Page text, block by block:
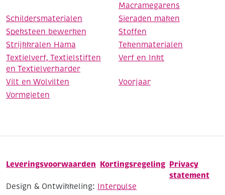
Macramegarens
Schildersmaterialen
Sieraden maken
Speksteen bewerken
Stoffen
Strijkkralen Hama
Tekenmaterialen
Textielverf, Textielstiften
en Textielverharder
Verf en Inkt
Vilt en Wolvilten
Voorjaar
Vormgieten
Leveringsvoorwaarden Kortingsregeling Privacy
statement
Design & Ontwikkeling: Interpulse